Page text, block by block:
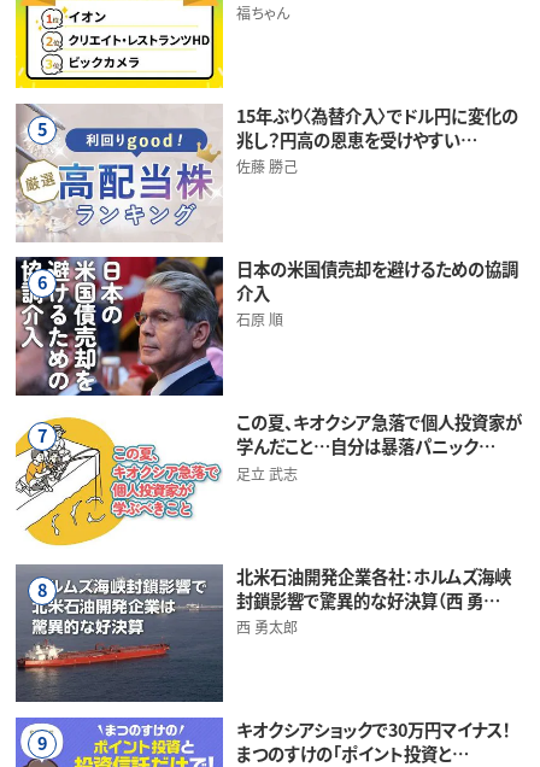
福ちゃん
5
15年ぶり〈為替介入〉でドル円に変化の
兆し？円高の恩恵を受けやすい…
佐藤 勝己
6
日本の米国債売却を避けるための協調
介入
石原 順
7
この夏、キオクシア急落で個人投資家が
学んだこと…自分は暴落パニック…
足立 武志
8
北米石油開発企業各社：ホルムズ海峡
封鎖影響で驚異的な好決算（西 勇…
西 勇太郎
9
キオクシアショックで30万円マイナス！
まつのすけの「ポイント投資と…